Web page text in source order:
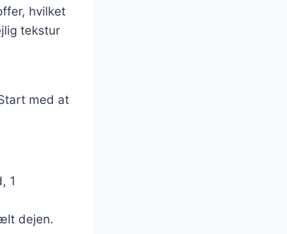
hvilket
tekstur
med at
1
dejen.